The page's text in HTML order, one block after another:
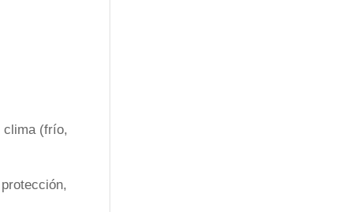
clima (frío,